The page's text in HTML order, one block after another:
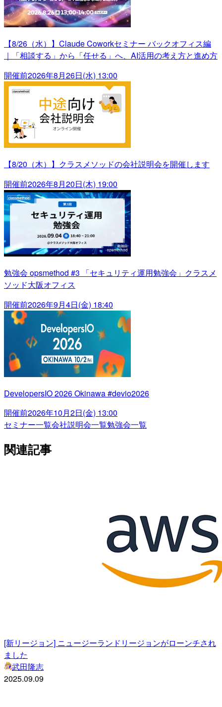
【8/26（水）】Claude Coworkセミナー バックオフィス編
｜「相談する」から「任せる」へ、AI活用の考え方と進め方
開催前2026年8月26日(水) 13:00
【8/20（木）】クラスメソッドの会社説明会を開催します
開催前2026年8月20日(木) 19:00
勉強会 opsmethod #3 「セキュリティ運用勉強会」クラスメ
ソッド大阪オフィス
開催前2026年9月4日(金) 18:40
DevelopersIO 2026 Okinawa #devio2026
開催前2026年10月2日(金) 13:00
セミナー一覧会社説明会一覧勉強会一覧
関連記事
[新リージョン] ニュージーランドリージョンがローンチされ
ました
武田隆志
2025.09.09